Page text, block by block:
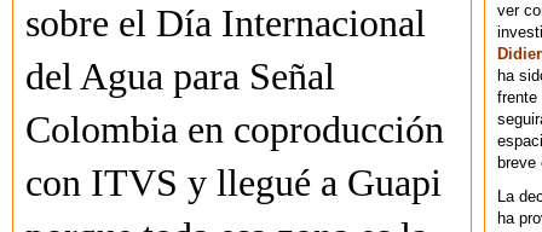
sobre el Día Internacional
del Agua para Señal
Colombia en coproducción
con ITVS y llegué a Guapi
ver
Didier
ha
frente
breve
La
ha